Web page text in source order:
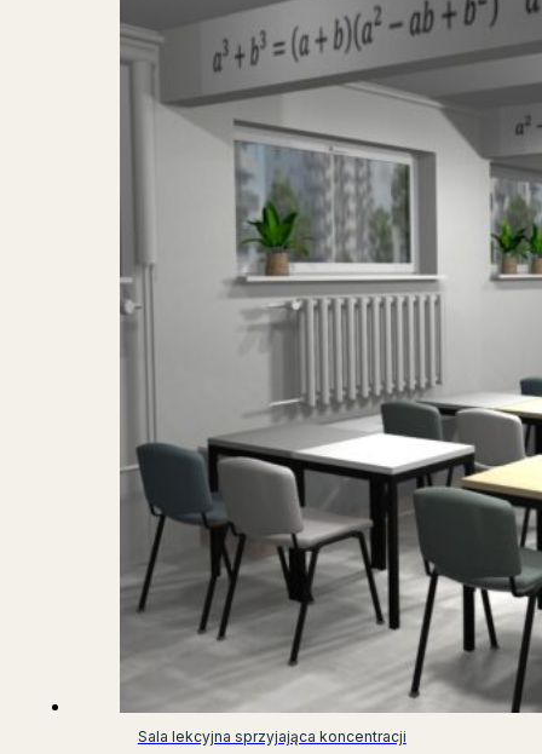
Sala lekcyjna sprzyjająca koncentracji